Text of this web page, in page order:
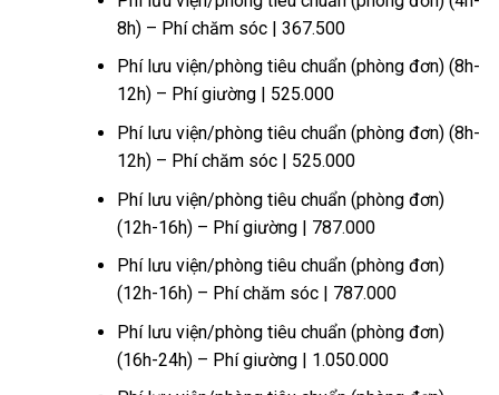
8h) – Phí chăm sóc | 367.500
Phí lưu viện/phòng tiêu chuẩn (phòng đơn) (8h-
12h) – Phí giường | 525.000
Phí lưu viện/phòng tiêu chuẩn (phòng đơn) (8h-
12h) – Phí chăm sóc | 525.000
Phí lưu viện/phòng tiêu chuẩn (phòng đơn)
(12h-16h) – Phí giường | 787.000
Phí lưu viện/phòng tiêu chuẩn (phòng đơn)
(12h-16h) – Phí chăm sóc | 787.000
Phí lưu viện/phòng tiêu chuẩn (phòng đơn)
(16h-24h) – Phí giường | 1.050.000